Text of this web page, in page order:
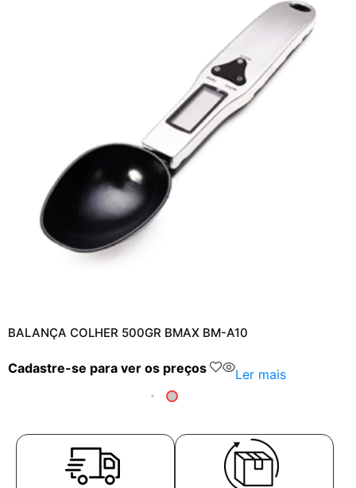
BALANÇA COLHER 500GR BMAX BM-A10
Cadastre-se para ver os preços Ler mais